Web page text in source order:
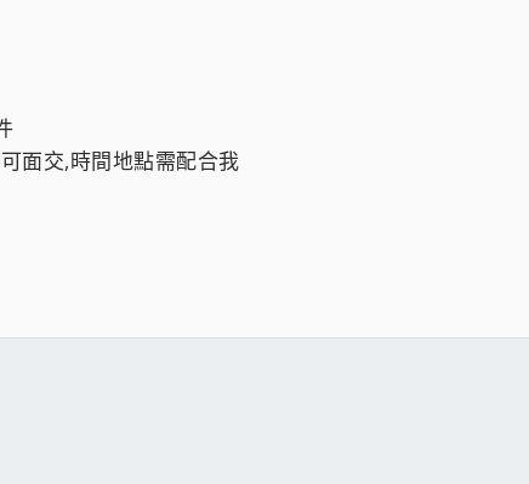
面交,時間地點需配合我